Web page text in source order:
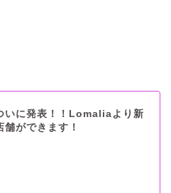
いに発表！！Lomaliaより新
舗ができます！